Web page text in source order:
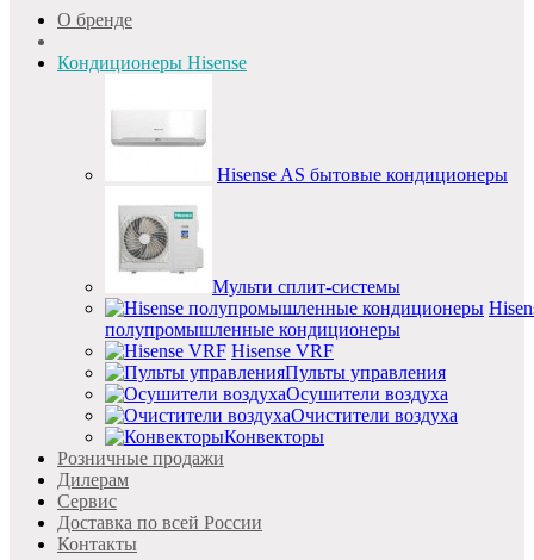
О бренде
Кондиционеры Hisense
Hisense AS бытовые кондиционеры
Мульти сплит-системы
полупромышленные кондиционеры
Hisense VRF
Пульты управления
Осушители воздуха
Очистители воздуха
Конвекторы
Розничные продажи
Дилерам
Cервис
Доставка по всей России
Контакты